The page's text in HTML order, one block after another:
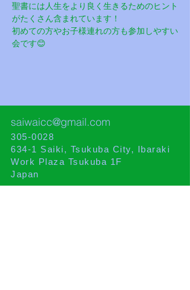
聖書には人生をより良く生きるためのヒント
がたくさん含まれています！
初めての方やお子様連れの方も参加しやすい
会です😊
saiwaicc@gmail.com
305-0028
634-1 Saiki, Tsukuba City, Ibaraki
Work Plaza Tsukuba 1F
Japan